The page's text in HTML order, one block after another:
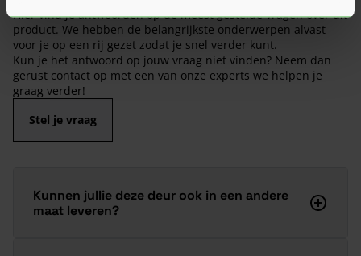
Hier vind je antwoorden op de meest gestelde vragen over dit
product. We hebben de belangrijkste onderwerpen alvast
voor je op een rij gezet zodat je snel verder kunt.
Kun je het antwoord op jouw vraag niet vinden? Neem dan
gerust contact op met een van onze experts we helpen je
graag verder!
Stel je vraag
Kunnen jullie deze deur ook in een andere
maat leveren?